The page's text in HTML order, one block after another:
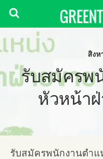
สิงห
รับสมัครพ
หัวหน้า
รับสมัครพนักงานตำ